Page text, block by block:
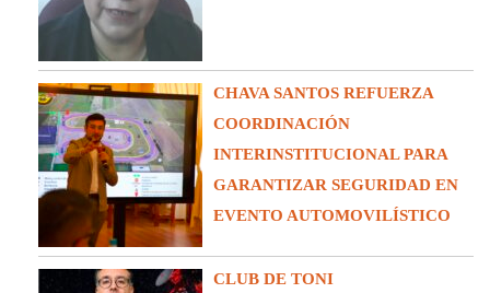
CHAVA SANTOS REFUERZA
COORDINACIÓN
INTERINSTITUCIONAL PARA
GARANTIZAR SEGURIDAD EN
EVENTO AUTOMOVILÍSTICO
CLUB DE TONI